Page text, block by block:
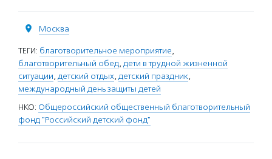
Москва
ТЕГИ: благотворительное мероприятие,
благотворительный обед, дети в трудной жизненной
ситуации, детский отдых, детский праздник,
международный день защиты детей
НКО: Общероссийский общественный благотворительный
фонд "Российский детский фонд"